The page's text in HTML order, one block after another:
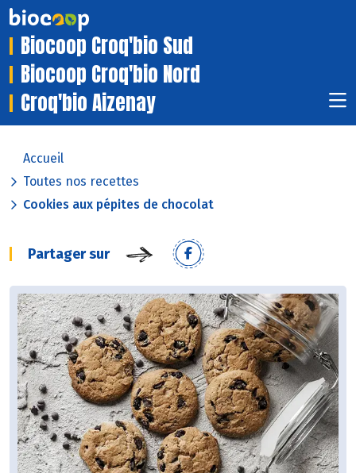
Biocoop Croq'bio Sud
Biocoop Croq'bio Nord
Croq'bio Aizenay
Accueil
Toutes nos recettes
Cookies aux pépites de chocolat
Partager sur